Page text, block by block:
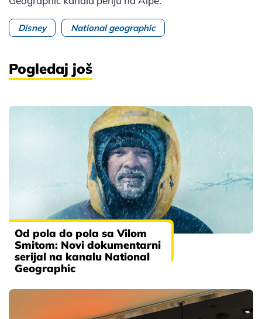
Disney National geographic
Pogledaj još
Od pola do pola sa Vilom
Smitom: Novi dokumentarni
serijal na kanalu National
Geographic